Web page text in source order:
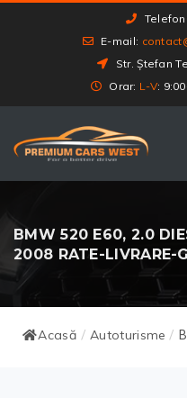
Telefon:
E-mail:
Str. Ștefan
Orar: L-V:
BMW 520 E60, 2.0
2008 RATE-LIVRARE-
Acasă / Autoturisme /